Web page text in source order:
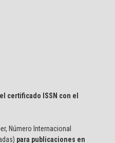
certificado ISSN con el
Número Internacional
para publicaciones en